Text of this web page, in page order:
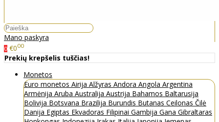
Mano paskyra
0 €000
Prekių krepšelis tuščias!
Monetos
Euro monetos Airija Alžyras Andora Angola Argentina
Armėnija Aruba Australija Austrija Bahamos Baltarusija
Bolivija Botsvana Brazilija Burundis Butanas Ceilonas Čilė
Danija Egiptas Ekvadoras Filipinai Gambija Gana Gibraltaras